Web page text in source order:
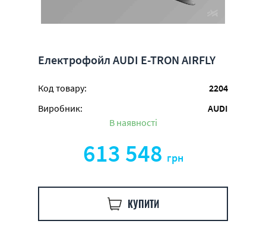
Електрофойл AUDI E-TRON AIRFLY
Код товару:
2204
Виробник:
AUDI
В наявності
613 548 грн
КУПИТИ